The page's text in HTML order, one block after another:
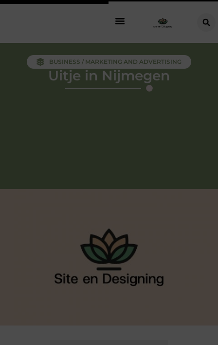
BUSINESS / MARKETING AND ADVERTISING
Uitje in Nijmegen